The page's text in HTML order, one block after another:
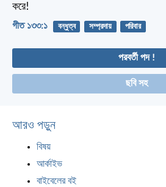
করে!
গীত ১৩৩:১ বন্ধুত্ব সম্প্রদায় পরিবার
পরবর্তী পদ !
ছবি সহ
আরও পড়ুন
বিষয়
আর্কাইভ
বাইবেলের বই